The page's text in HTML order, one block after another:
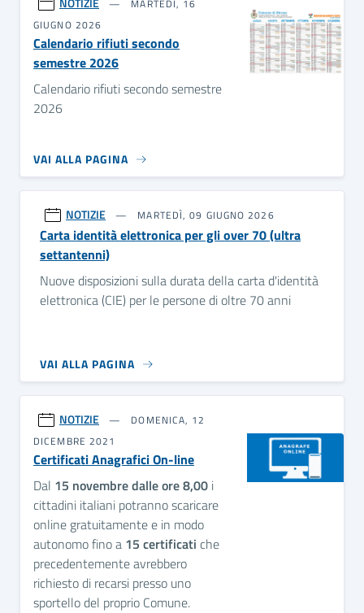
MARTEDÌ, 16
GIUGNO 2026
Calendario rifiuti secondo
semestre 2026
Calendario rifiuti secondo semestre
2026
VAI ALLA PAGINA
NOTIZIE MARTEDÌ, 09 GIUGNO 2026
Carta identità elettronica per gli over 70 (ultra
settantenni)
Nuove disposizioni sulla durata della carta d'identità
elettronica (CIE) per le persone di oltre 70 anni
VAI ALLA PAGINA
NOTIZIE
DOMENICA, 12
DICEMBRE 2021
Certificati Anagrafici On-line
Dal 15 novembre dalle ore 8,00 i
cittadini italiani potranno scaricare
online gratuitamente e in modo
autonomo fino a 15 certificati che
precedentemente avrebbero
richiesto di recarsi presso uno
sportello del proprio Comune.